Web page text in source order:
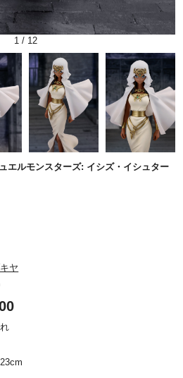
1 / 12
ルモンスターズ: イシズ・イシュター
ヤ